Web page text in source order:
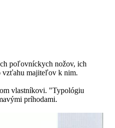
poľovníckych nožov, ich
vzťahu majiteľov k nim.
vlastníkovi. "Typológiu
príhodami.